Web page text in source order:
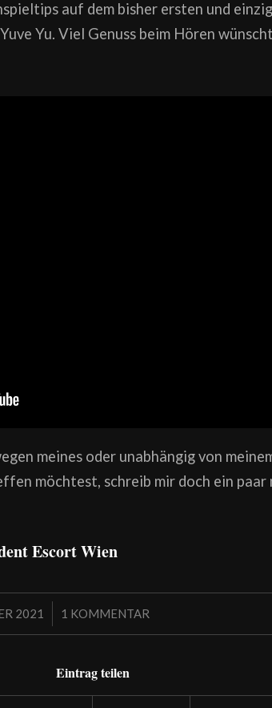
auf dem bisher ersten und
Yu. Viel Genuss beim Hören wünscht
meines oder unabhängig von
möchtest, schreib mir doch ein
Escort Wien
2021
/ 1 KOMMENTAR
Eintrag teilen